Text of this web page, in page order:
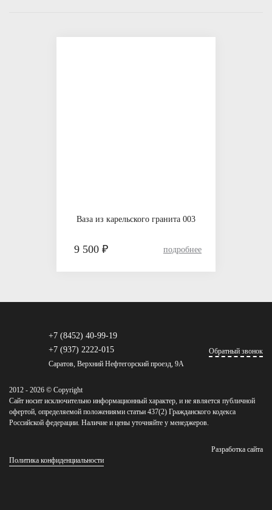
Ваза из карельского гранита 003
9 500 ₽
+7 (8452) 40-99-19
+7 (937) 2222-015
Саратов, Верхний Нефтегорский проезд, 9А
Обратный звонок
2012 - 2026 © Copyright
Сайт носит исключительно информационный характер, и не является публичной
офертой, определяемой положениями статьи 437(2) Гражданского кодекса
Российской федерации. Наличие и цены уточняйте у менеджеров.
Политика конфиденциальности
Разработка сайта